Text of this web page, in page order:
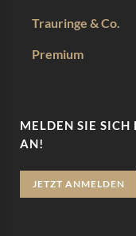
Trauringe & Co.
Premium
MELDEN SIE SICH
AN!
JETZT ANMELDEN